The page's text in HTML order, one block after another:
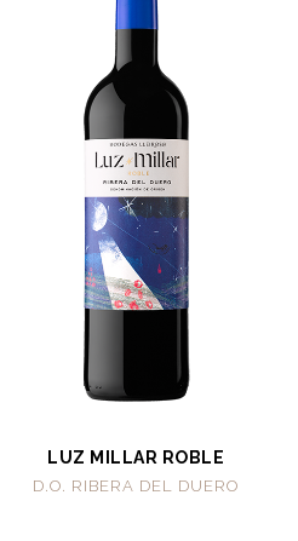
LUZ MILLAR ROBLE
D.O. RIBERA DEL DUERO